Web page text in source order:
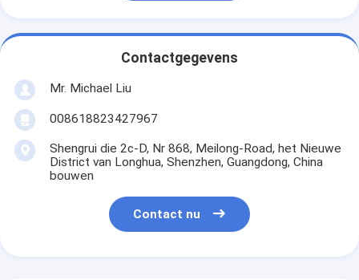
Contactgegevens
Mr. Michael Liu
008618823427967
Shengrui die 2c-D, Nr 868, Meilong-Road, het Nieuwe
District van Longhua, Shenzhen, Guangdong, China
bouwen
Contact nu